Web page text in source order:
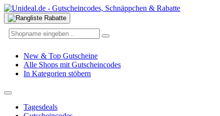
New & Top Gutscheine
Alle Shops mit Gutscheincodes
In Kategorien stöbern
Tagesdeals